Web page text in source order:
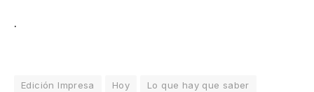
.
Edición Impresa Hoy Lo que hay que saber